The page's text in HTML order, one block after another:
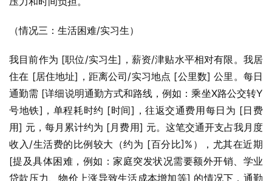
（情况三：生活困难/实习生）
我目前作为 [职位/实习生]，薪资/津贴水平相对有限。我居
住在 [居住地址]，距离公司/实习地点 [公里数] 公里。每日
通勤需 [详细说明通勤方式和路线，例如：乘坐X路公交转Y
号地铁]，单程耗时约 [时间]，往返交通费用每日为 [日费
用] 元，每月累计约为 [月费用] 元。这笔交通开支占我月度
收入/生活费的比例较大（约为 [百分比]%），尤其在近期
[提及具体困难，例如：家庭突发状况需要额外开销、学业
贷款压力、物价上涨导致生活成本增加等] 的情况下，通勤